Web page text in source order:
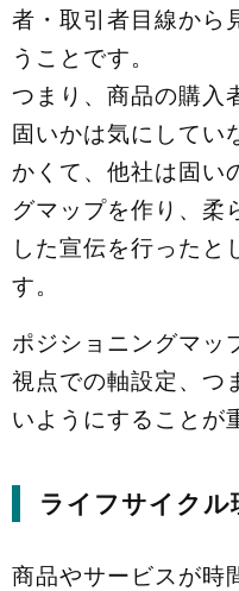
者・取引者目線から
うことです。
つまり、商品の購入
固いかは気にしてい
かくて、他社は固い
グマップを作り、柔
した宣伝を行ったと
す。
ポジショニングマッ
視点での軸設定、つ
いようにすることが
ライフサイクル
商品やサービスが時